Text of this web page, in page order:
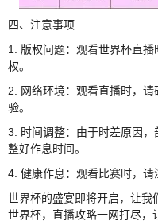
四、注意事项
1. 版权问题：观看世界杯直
权。
2. 网络环境：观看直播时，
验。
3. 时间调整：由于时差原因
整好作息时间。
4. 健康作息：观看比赛时，请
世界杯的盛宴即将开启，让我
世界杯，直播攻略一网打尽，